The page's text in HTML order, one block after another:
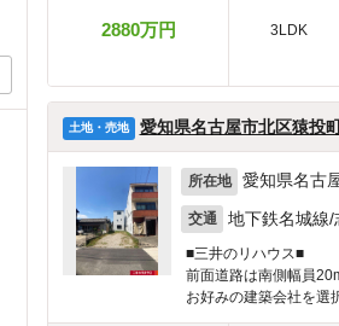
2880万円 3LDK
土地・売地 愛知県名古屋市北区猿投
所在地 愛知県名古
交通 地下鉄名城線
■三井のリハウス■
前面道路は南側幅員
お好みの建築会社を選